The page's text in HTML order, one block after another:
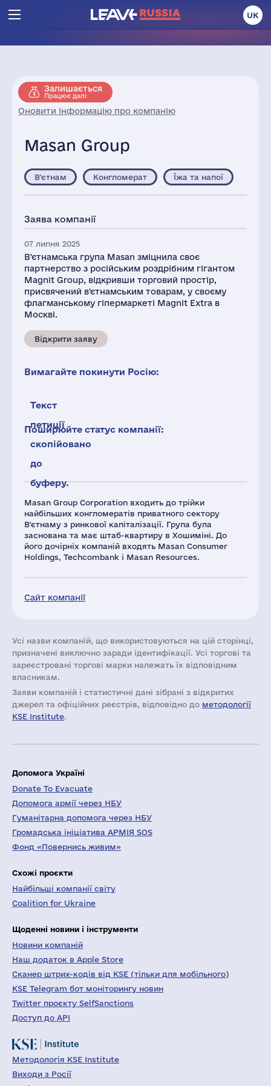
UK
Залишається
Працює далі
Оновити інформацію про компанію
Masan Group
Masan Group Corporation входить до трійки
найбільших конгломератів приватного сектору
В'єтнаму з ринкової капіталізації. Група була
заснована та має штаб-квартиру в Хошиміні. До
його дочірніх компаній входять Masan Consumer
Holdings, Techcombank і Masan Resources.
Сайт компанії
В'єтнам Конгломерат Їжа та напої
Заява компанії
07 липня 2025
В'єтнамська група Masan зміцнила своє
партнерство з російським роздрібним гігантом
Magnit Group, відкривши торговий простір,
присвячений в'єтнамським товарам, у своєму
флагманському гіпермаркеті Magnit Extra в
Москві.
Відкрити заяву
Вимагайте покинути Росію:
Текст
петиції
скопійовано
до
буферу.
Поширюйте статус компанії:
Усі назви компаній, що використовуються на цій сторінці,
призначені виключно заради ідентифікації. Усі торгові та
зареєстровані торгові марки належать їх відповідним
власникам.
Заяви компаній i статистичні дані зібрані з відкритих
джерел та офіційних реєстрів, відповідно до методології
KSE Institute.
Допомога Україні
Donate To Evacuate
Допомога армії через НБУ
Гуманітарна допомога через НБУ
Громадська ініціатива АРМІЯ SOS
Фонд «Повернись живим»
Схожі проєкти
Найбільші компанії світу
Coalition for Ukraine
Щоденні новини і інструменти
Новини компаній
Наш додаток в Apple Store
Сканер штрих-кодів від KSE (тільки для мобільного)
KSE Telegram бот моніторингу новин
Twitter проєкту SelfSanctions
Доступ до API
Методологія KSE Institute
Виходи з Росії